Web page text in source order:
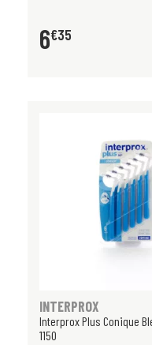
6€35
INTERPROX
Interprox Plus Conique
1150